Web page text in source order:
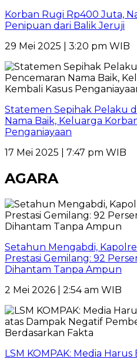
Korban Rugi Rp400 Juta,
Penipuan dari Balik Jeruji
29 Mei 2025 | 3:20 pm WIB
Statemen Sepihak Pelaku
Nama Baik, Keluarga
Penganiayaan
17 Mei 2025 | 7:47 pm WIB
AGARA
Setahun Mengabdi,
Prestasi Gemilang: 92
Dihantam Tanpa Ampun
2 Mei 2026 | 2:54 am WIB
LSM KOMPAK: Media